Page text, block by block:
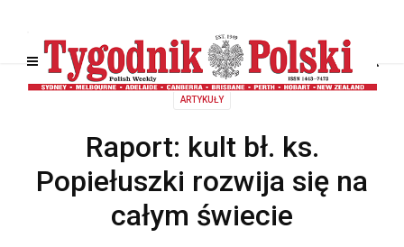
ARTYKUŁY
Raport: kult bł. ks.
Popiełuszki rozwija się na
całym świecie